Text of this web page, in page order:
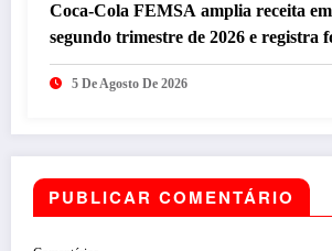
Coca-Cola FEMSA amplia receita
segundo trimestre de 2026 e registra
desempenho da operação brasileira
5 De Agosto De 2026
PUBLICAR COMENTÁRIO